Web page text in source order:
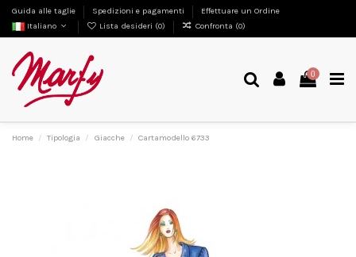
Guida alle taglie Spedizioni e pagamenti
Effettuare un Ordine
Italiano
Lista desideri (0) Confronta (0)
0
Home Tipologia Giacche Cartamodello 6733